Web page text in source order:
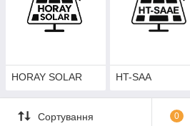
HORAY SOLAR HT-SAA
Сортування 0